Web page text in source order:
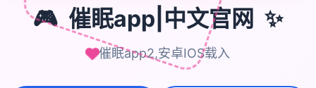
🎮 催眠app|中文官网 ✨
催眠app2,安卓IOS载入